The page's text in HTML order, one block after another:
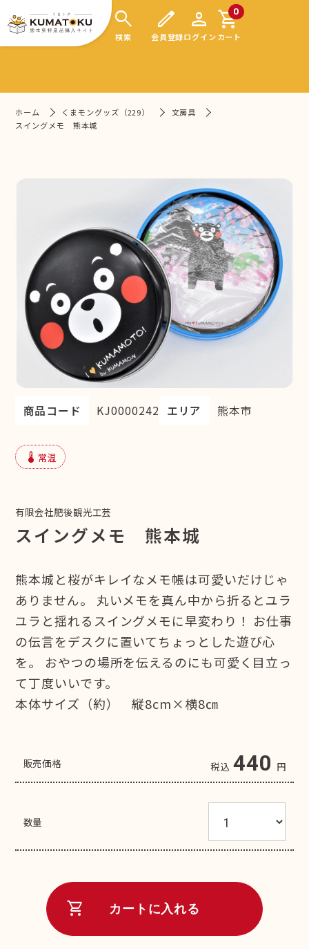
search
検索
edit
会員登録
person
ログイン
0
shopping_cart
カート
ホーム くまモングッズ（229）
文房具
スイングメモ 熊本城
商品コード KJ0000242 エリア 熊本市
device_thermostat 常温
有限会社肥後観光工芸
スイングメモ 熊本城
熊本城と桜がキレイなメモ帳は可愛いだけじゃ
ありません。 丸いメモを真ん中から折るとユラ
ユラと揺れるスイングメモに早変わり！ お仕事
の伝言をデスクに置いてちょっとした遊び心
を。 おやつの場所を伝えるのにも可愛く目立っ
て丁度いいです。
本体サイズ（約） 縦8cm×横8㎝
販売価格 税込 440 円
数量
shopping_cart カートに入れる